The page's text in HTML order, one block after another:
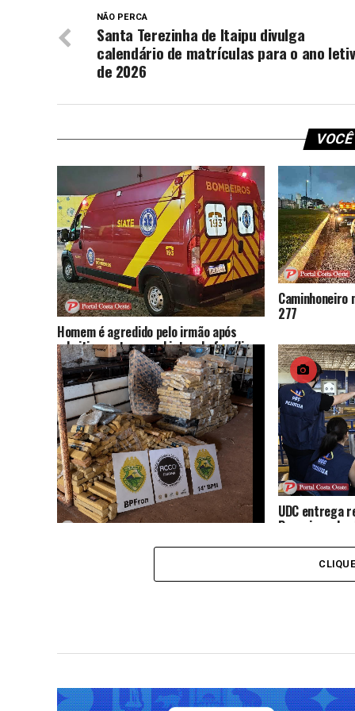
NÃO PERCA
Santa Terezinha de Itaipu divulga
calendário de matrículas para o ano
de 2026
Homem é agredido pelo irmão após
admitir que trocou objetos da família
por drogas
Caminhoneiro
277
Operação integrada apreende mais de
UDC entrega
Pesquisas